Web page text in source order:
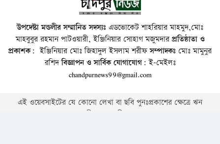
উপদেষ্টা মন্ডলীর সম্মানিত সদস্যঃ এডভোকেট শাহরিয়ার মাহমুদ,মোঃ
মাহবুবুর রহমান পাটওয়ারী, ইঞ্জিনিয়ার সোহাগ মজুমদারপ্রতিষ্ঠাতা ও
প্রকাশক: ইঞ্জিনিয়ার মোঃ জিহাদুল ইসলাম শরীফসম্পাদকঃ মোঃ মামুনুর
রশিদবিজ্ঞাপন ও সার্বিক যোগাযোগ: ই-মেইলঃ
chandpurnews99@gmail.com
এই ওয়েবসাইটের যে কোনো লেখা বা ছবি পুনঃপ্রকাশের ক্ষেত্রে ঋন
স্বীকার বাঞ্চনীয় ।